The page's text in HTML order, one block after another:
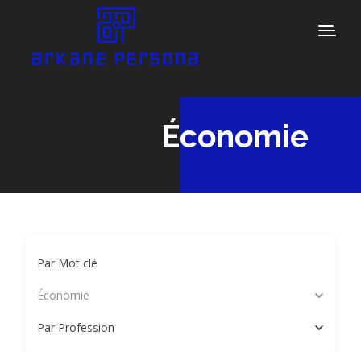
Économie
Par Mot clé
Économie
Par Profession